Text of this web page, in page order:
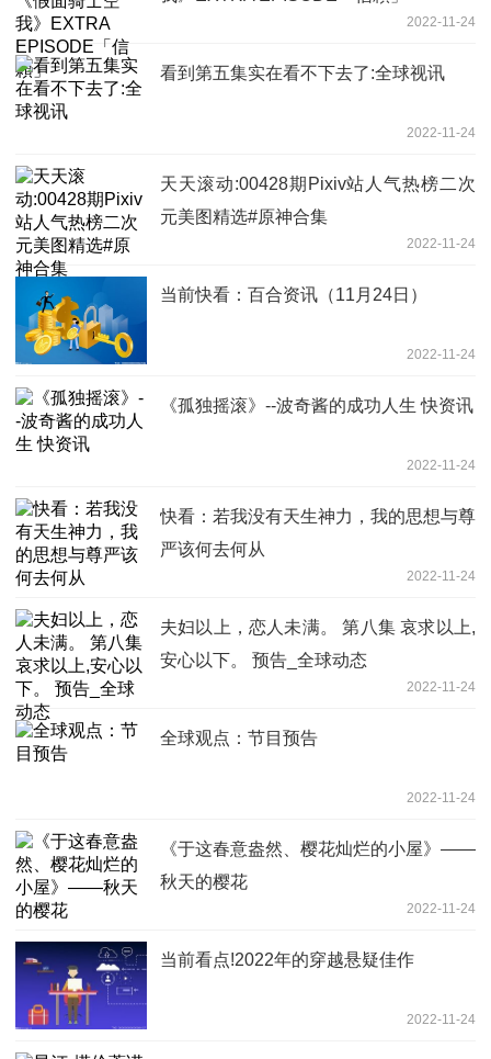
2022-11-24
看到第五集实在看不下去了:全球视讯
2022-11-24
天天滚动:00428期Pixiv站人气热榜二次
元美图精选#原神合集
2022-11-24
当前快看：百合资讯（11月24日）
2022-11-24
《孤独摇滚》--波奇酱的成功人生 快资讯
2022-11-24
快看：若我没有天生神力，我的思想与尊
严该何去何从
2022-11-24
夫妇以上，恋人未满。 第八集 哀求以上,
安⼼以下。 预告_全球动态
2022-11-24
全球观点：节目预告
2022-11-24
《于这春意盎然、樱花灿烂的小屋》——
秋天的樱花
2022-11-24
当前看点!2022年的穿越悬疑佳作
2022-11-24